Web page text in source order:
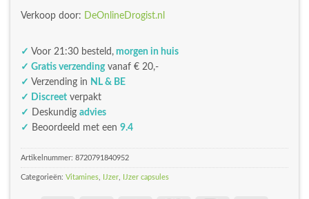
Verkoop door: DeOnlineDrogist.nl
✓ Voor 21:30 besteld, morgen in huis
✓ Gratis verzendingvanaf € 20,-
✓ Verzending in NL & BE
✓ Discreet verpakt
✓
Deskundig advies
✓ Beoordeeld met een 9.4
Artikelnummer: 8720791840952
Categorieën: Vitamines IJzer IJzer capsules